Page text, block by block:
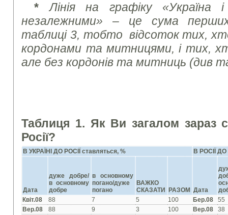
*Лінія на графіку
незалежними» – це сума
таблиці 3, тобто відсоток тих,
кордонами та митницями, і тих,
але без кордонів та митниць (див
Таблиця 1. Як Ви загалом зараз
Росії?
В УКРАЇНІ ДО РОСІЇ ставляться, % В РОСІЇ
Дата
дуже добре/
в основному
добре
в основному
погано/дуже
погано
ВАЖКО
СКАЗАТИ
РАЗОМ Дата
Квіт.08
88 7 5 100 Бер.08
55
Вер.08
88 9 3 100 Вер.08
38